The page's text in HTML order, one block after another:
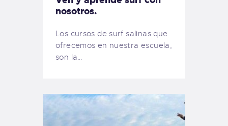
nosotros.
Los cursos de surf salinas que
ofrecemos en nuestra escuela,
son la…